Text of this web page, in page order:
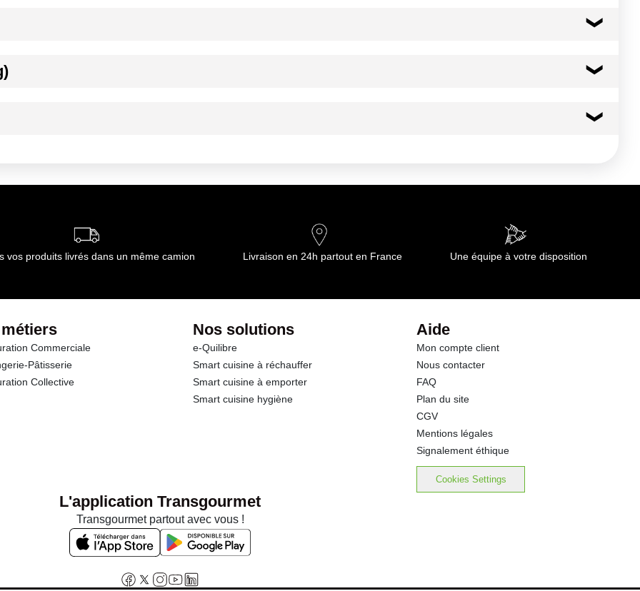
de Transgourmet Opérations
vos produits livrés dans un même camion Livraison en 24h partout en France Une équipe à votre disposition
Commerciale
Pâtisserie
Collective
Nos solutions
e-Quilibre
Smart cuisine à réchauffer
Smart cuisine à emporter
Smart cuisine hygiène
Aide
Mon compte client
Nous contacter
FAQ
Plan du site
CGV
Mentions légales
Signalement éthique
Cookies Settings
L'application Transgourmet
Transgourmet partout avec vous !